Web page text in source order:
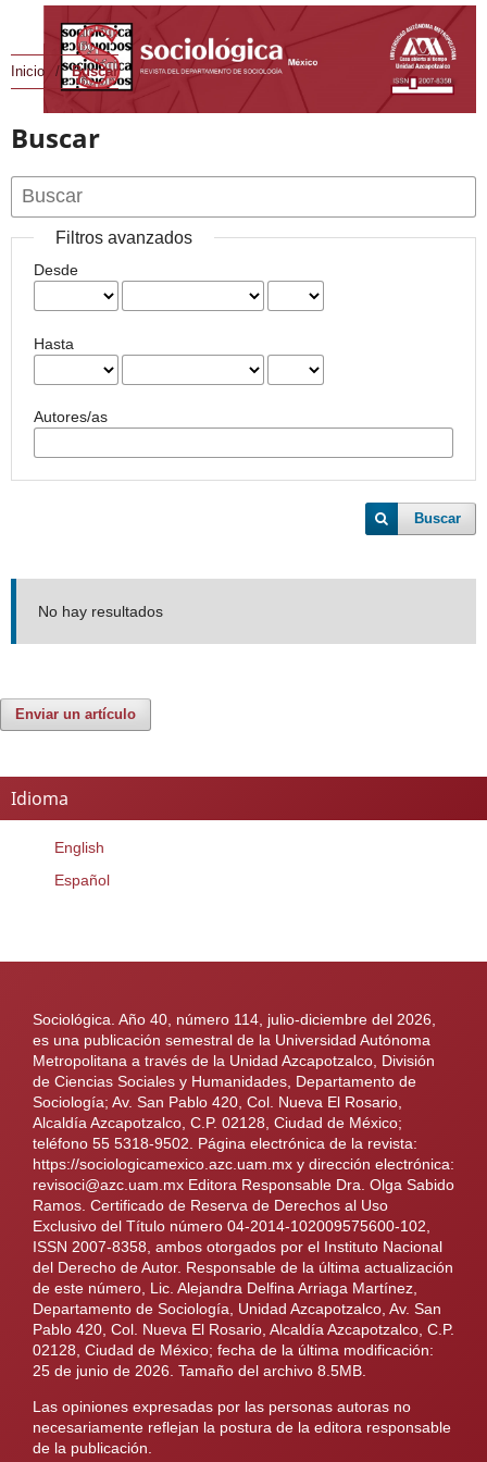
Inicio / Buscar
Buscar
Filtros avanzados
Desde
Hasta
Autores/as
Buscar
No hay resultados
Enviar un artículo
Idioma
English
Español
Sociológica. Año 40, número 114, julio-diciembre del 2026,
es una publicación semestral de la Universidad Autónoma
Metropolitana a través de la Unidad Azcapotzalco, División
de Ciencias Sociales y Humanidades, Departamento de
Sociología; Av. San Pablo 420, Col. Nueva El Rosario,
Alcaldía Azcapotzalco, C.P. 02128, Ciudad de México;
teléfono 55 5318-9502. Página electrónica de la revista:
https://sociologicamexico.azc.uam.mx y dirección electrónica:
revisoci@azc.uam.mx Editora Responsable Dra. Olga Sabido
Ramos. Certificado de Reserva de Derechos al Uso
Exclusivo del Título número 04-2014-102009575600-102,
ISSN 2007-8358, ambos otorgados por el Instituto Nacional
del Derecho de Autor. Responsable de la última actualización
de este número, Lic. Alejandra Delfina Arriaga Martínez,
Departamento de Sociología, Unidad Azcapotzalco, Av. San
Pablo 420, Col. Nueva El Rosario, Alcaldía Azcapotzalco, C.P.
02128, Ciudad de México; fecha de la última modificación:
25 de junio de 2026. Tamaño del archivo 8.5MB.
Las opiniones expresadas por las personas autoras no
necesariamente reflejan la postura de la editora responsable
de la publicación.